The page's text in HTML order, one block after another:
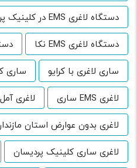
دستگاه لاغری EMS در کلینیک پردیسان
دستگاه لاغری EMS نکا
ساری لاغری با کرایو
ساری
لاغری EMS ساری
لاغری آمل
لاغری بدون عوارض استان
لاغری ساری کلینیک پردیسان